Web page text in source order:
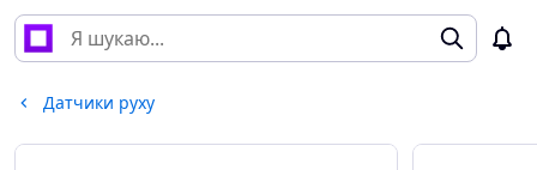
Датчики руху